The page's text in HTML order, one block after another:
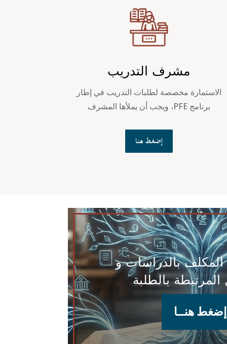
مشرف التدريب
الاستمارة مخصصة لطلبات التدريب في إطار
برنامج PFE، ويجب أن يملأها المشرف
إضغط هنا
المكلف بالدراسات و
بالطلبة
إضغط هنــا